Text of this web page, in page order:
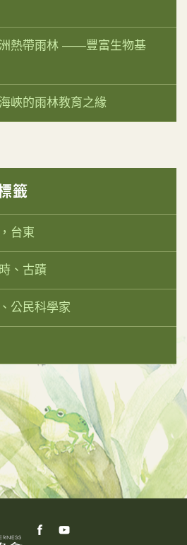
熱帶雨林 ——豐富生物基
峽的雨林教育之緣
籤
台東
、古蹟
公民科學家